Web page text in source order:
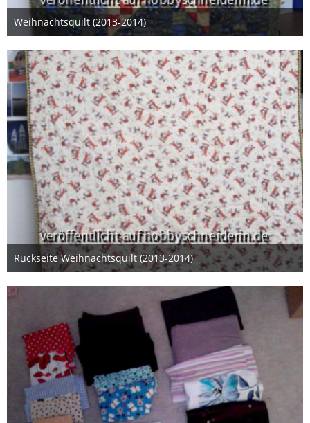
Weihnachtsquilt (2013-2014)
26. Januar 2014
Rückseite Weihnachtsquilt (2013-2014)
26. Januar 2014